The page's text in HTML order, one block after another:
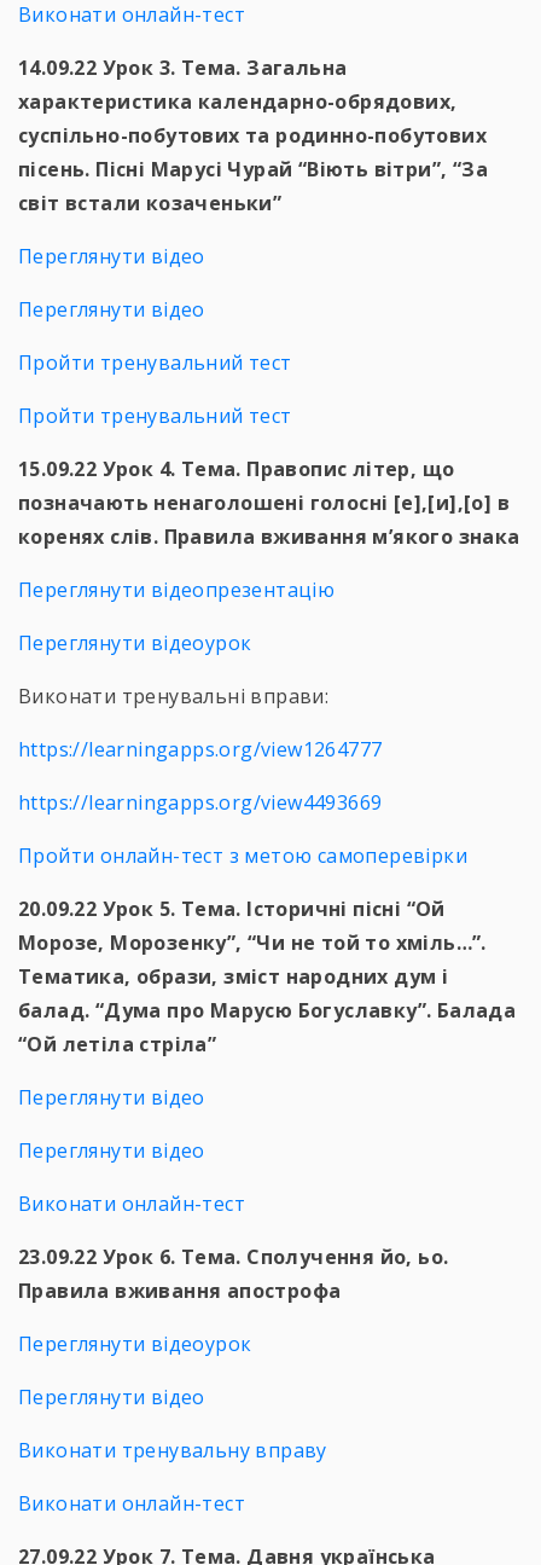
Виконати онлайн-тест
14.09.22 Урок 3. Тема. Загальна
характеристика календарно-обрядових,
суспільно-побутових та родинно-побутових
пісень. Пісні Марусі Чурай “Віють вітри”, “За
світ встали козаченьки”
Переглянути відео
Переглянути відео
Пройти тренувальний тест
Пройти тренувальний тест
15.09.22 Урок 4. Тема. Правопис літер, що
позначають ненаголошені голосні [е],[и],[о] в
коренях слів. Правила вживання м’якого знака
Переглянути відеопрезентацію
Переглянути відеоурок
Виконати тренувальні вправи:
https://learningapps.org/view1264777
https://learningapps.org/view4493669
Пройти онлайн-тест з метою самоперевірки
20.09.22 Урок 5. Тема. Історичні пісні “Ой
Морозе, Морозенку”, “Чи не той то хміль…”.
Тематика, образи, зміст народних дум і
балад. “Дума про Марусю Богуславку”. Балада
“Ой летіла стріла”
Переглянути відео
Переглянути відео
Виконати онлайн-тест
23.09.22 Урок 6. Тема. Сполучення йо, ьо.
Правила вживання апострофа
Переглянути відеоурок
Переглянути відео
Виконати тренувальну вправу
Виконати онлайн-тест
27.09.22 Урок 7. Тема. Давня українська